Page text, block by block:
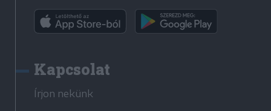
Kapcsolat
Írjon nekünk